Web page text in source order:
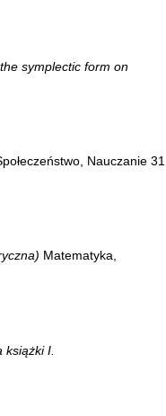
symplectic form on
Nauczanie 31
Matematyka,
I.